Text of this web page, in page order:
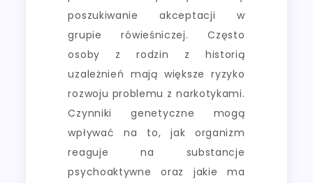
poszukiwanie akceptacji w
grupie rówieśniczej. Często
osoby z rodzin z historią
uzależnień mają większe ryzyko
rozwoju problemu z narkotykami.
Czynniki genetyczne mogą
wpływać na to, jak organizm
reaguje na substancje
psychoaktywne oraz jakie ma